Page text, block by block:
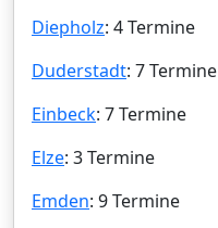
Diepholz: 4 Termine
Duderstadt: 7 Termine
Einbeck: 7 Termine
Elze: 3 Termine
Emden: 9 Termine